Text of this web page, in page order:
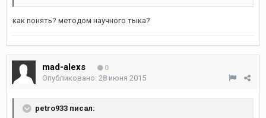
как понять? методом научного тыка?
mad-alexs 0
Опубликовано: 28 июня 2015
petro933 писал: